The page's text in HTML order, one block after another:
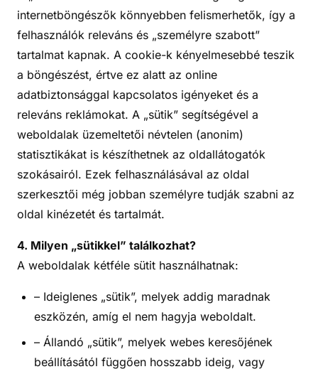
internetböngészők könnyebben felismerhetők, így a
felhasználók releváns és „személyre szabott”
tartalmat kapnak. A cookie-k kényelmesebbé teszik
a böngészést, értve ez alatt az online
adatbiztonsággal kapcsolatos igényeket és a
releváns reklámokat. A „sütik” segítségével a
weboldalak üzemeltetői névtelen (anonim)
statisztikákat is készíthetnek az oldallátogatók
szokásairól. Ezek felhasználásával az oldal
szerkesztői még jobban személyre tudják szabni az
oldal kinézetét és tartalmát.
4. Milyen „sütikkel” találkozhat?
A weboldalak kétféle sütit használhatnak:
– Ideiglenes „sütik”, melyek addig maradnak
eszközén, amíg el nem hagyja weboldalt.
– Állandó „sütik”, melyek webes keresőjének
beállításától függően hosszabb ideig, vagy